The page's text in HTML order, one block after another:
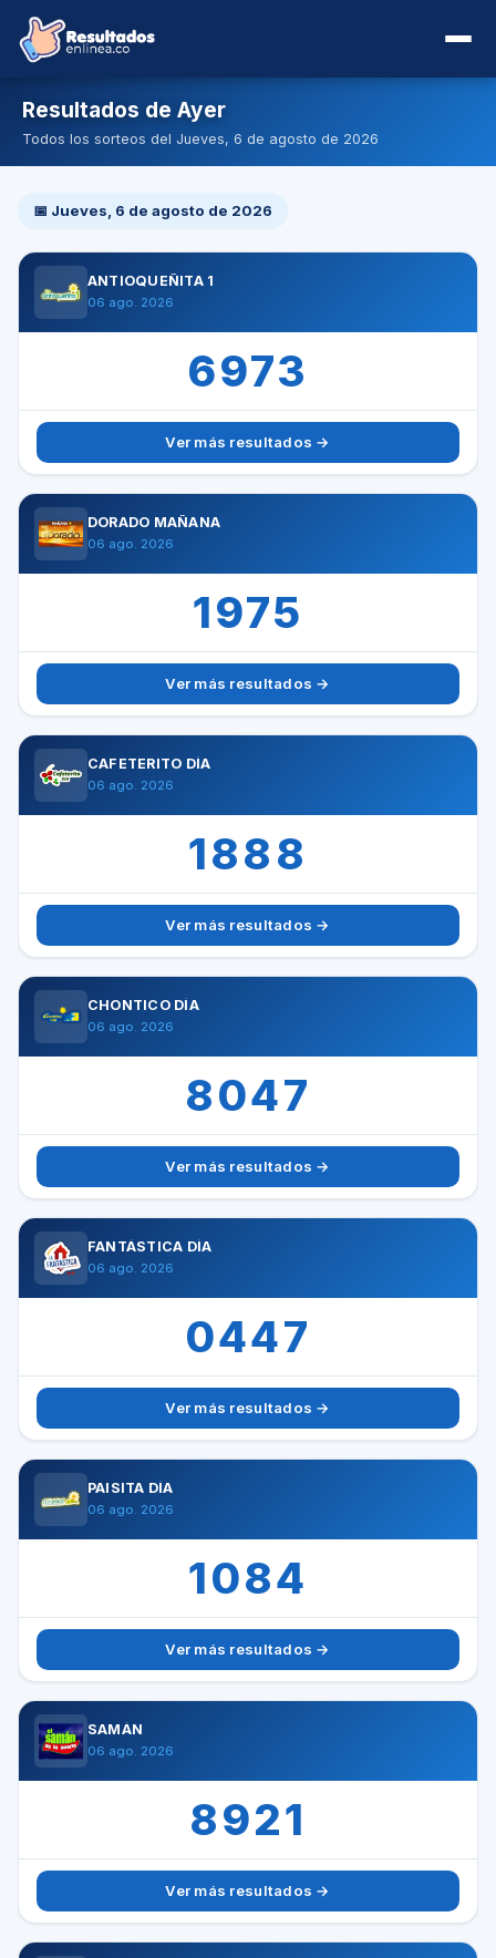
Resultados de Ayer
Todos los sorteos del Jueves, 6 de agosto de 2026
📅 Jueves, 6 de agosto de 2026
ANTIOQUEÑITA 1
06 ago. 2026
6973
Ver más resultados →
DORADO MAÑANA
06 ago. 2026
1975
Ver más resultados →
CAFETERITO DÍA
06 ago. 2026
1888
Ver más resultados →
CHONTICO DÍA
06 ago. 2026
8047
Ver más resultados →
FANTÁSTICA DÍA
06 ago. 2026
0447
Ver más resultados →
PAISITA DÍA
06 ago. 2026
1084
Ver más resultados →
SAMÁN
06 ago. 2026
8921
Ver más resultados →